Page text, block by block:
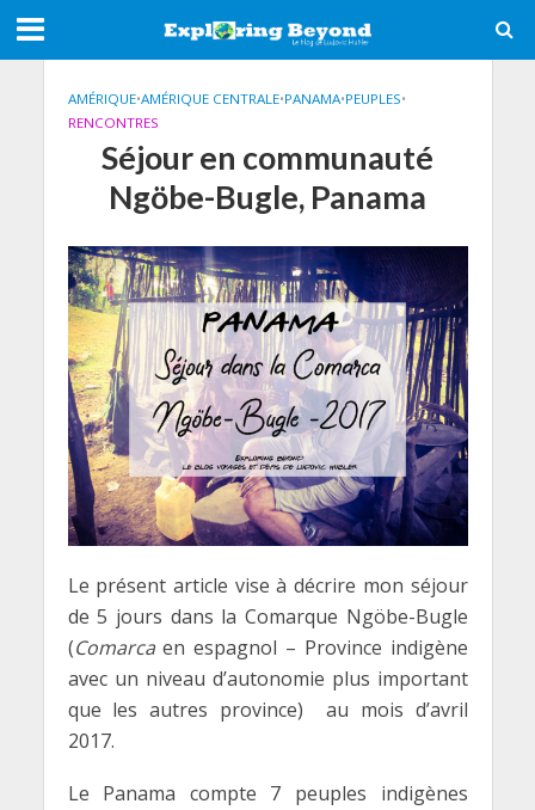
AMÉRIQUE•AMÉRIQUE CENTRALE•PANAMA•PEUPLES•
RENCONTRES
Séjour en communauté
Ngöbe-Bugle, Panama
Le présent article vise à décrire mon séjour
de 5 jours dans la Comarque Ngöbe-Bugle
(Comarcaen espagnol – Province indigène
avec un niveau d’autonomie plus important
que les autres province) au mois d’avril
2017.
Le Panama compte 7 peuples indigènes